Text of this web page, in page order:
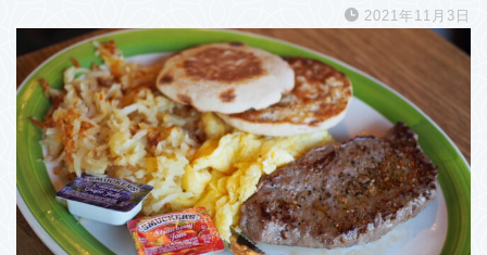
2021年11月3日